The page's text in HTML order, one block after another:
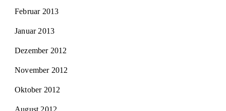
Februar 2013
Januar 2013
Dezember 2012
November 2012
Oktober 2012